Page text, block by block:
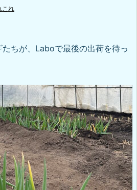
これ
ちが、Laboで最後の出荷を待っ